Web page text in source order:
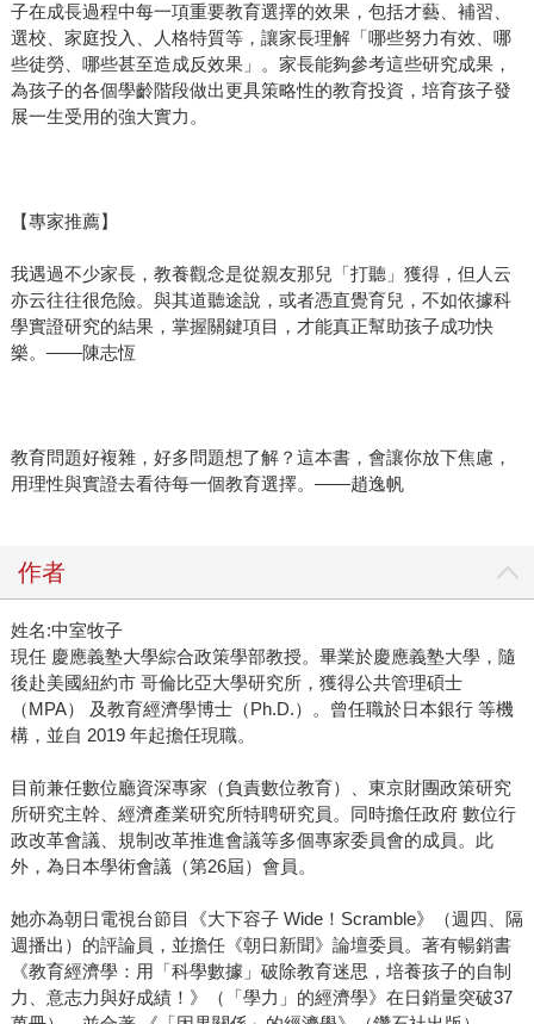
子在成長過程中每一項重要教育選擇的效果，包括才藝、補習、
選校、家庭投入、人格特質等，讓家長理解「哪些努力有效、哪
些徒勞、哪些甚至造成反效果」。家長能夠參考這些研究成果，
為孩子的各個學齡階段做出更具策略性的教育投資，培育孩子發
展一生受用的強大實力。
【專家推薦】
我遇過不少家長，教養觀念是從親友那兒「打聽」獲得，但人云
亦云往往很危險。與其道聽途說，或者憑直覺育兒，不如依據科
學實證研究的結果，掌握關鍵項目，才能真正幫助孩子成功快
樂。——陳志恆
教育問題好複雜，好多問題想了解？這本書，會讓你放下焦慮，
用理性與實證去看待每一個教育選擇。——趙逸帆
作者
姓名:中室牧子
現任 慶應義塾大學綜合政策學部教授。畢業於慶應義塾大學，隨
後赴美國紐約市 哥倫比亞大學研究所，獲得公共管理碩士
（MPA） 及教育經濟學博士（Ph.D.）。曾任職於日本銀行 等機
構，並自 2019 年起擔任現職。
目前兼任數位廳資深專家（負責數位教育）、東京財團政策研究
所研究主幹、經濟產業研究所特聘研究員。同時擔任政府 數位行
政改革會議、規制改革推進會議等多個專家委員會的成員。此
外，為日本學術會議（第26屆）會員。
她亦為朝日電視台節目《大下容子 Wide！Scramble》（週四、隔
週播出）的評論員，並擔任《朝日新聞》論壇委員。著有暢銷書
《教育經濟學：用「科學數據」破除教育迷思，培養孩子的自制
力、意志力與好成績！》（「學力」的經濟學》在日銷量突破37